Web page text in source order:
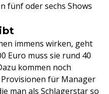
fünf oder sechs Shows
immens wirken, geht
Euro muss sie rund 40
kommen noch
für Manager
man als Schlagerstar so